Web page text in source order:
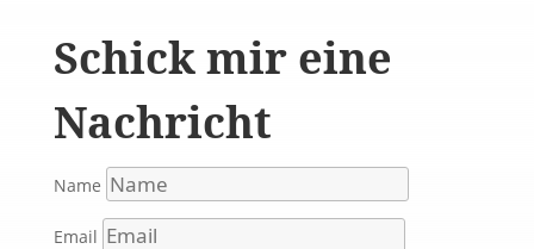
Schick mir eine
Nachricht
Name
Email